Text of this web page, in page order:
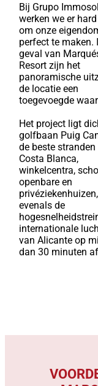
Bij Grupo Immosol
werken we er
om onze
perfect te maken.
geval van
Resort zijn het
panoramische
de locatie een
toegevoegde
Het project ligt
golfbaan Puig
de beste stranden
Costa Blanca,
winkelcentra,
openbare en
privéziekenhuizen,
evenals de
internationale
van Alicante op
dan 30 minuten